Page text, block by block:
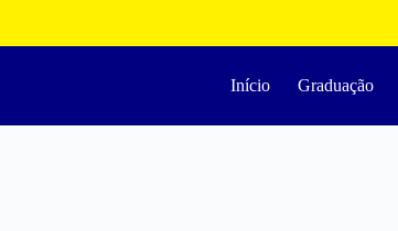
Início Graduação